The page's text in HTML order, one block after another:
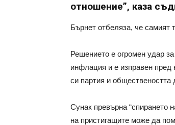
отношение”, каза
Бърнет отбеляза, че самият
Решението е огромен удар
инфлация и е изправен пред
си партия и обществеността
Сунак превърна “спирането
на пристигащите може да